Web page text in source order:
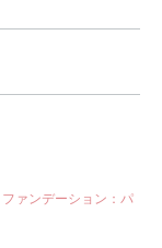
ファンデーション：パ